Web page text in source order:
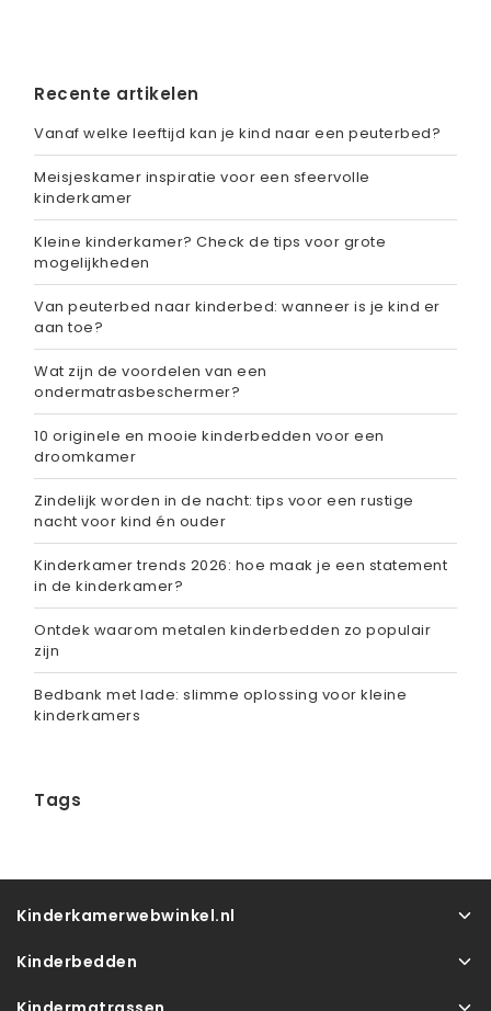
Recente artikelen
Vanaf welke leeftijd kan je kind naar een peuterbed?
Meisjeskamer inspiratie voor een sfeervolle
kinderkamer
Kleine kinderkamer? Check de tips voor grote
mogelijkheden
Van peuterbed naar kinderbed: wanneer is je kind er
aan toe?
Wat zijn de voordelen van een
ondermatrasbeschermer?
10 originele en mooie kinderbedden voor een
droomkamer
Zindelijk worden in de nacht: tips voor een rustige
nacht voor kind én ouder
Kinderkamer trends 2026: hoe maak je een statement
in de kinderkamer?
Ontdek waarom metalen kinderbedden zo populair
zijn
Bedbank met lade: slimme oplossing voor kleine
kinderkamers
Tags
Kinderkamerwebwinkel.nl
Kinderbedden